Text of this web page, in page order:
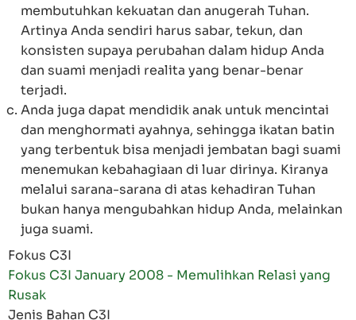
membutuhkan kekuatan dan anugerah Tuhan.
Artinya Anda sendiri harus sabar, tekun, dan
konsisten supaya perubahan dalam hidup Anda
dan suami menjadi realita yang benar-benar
terjadi.
Anda juga dapat mendidik anak untuk mencintai
dan menghormati ayahnya, sehingga ikatan batin
yang terbentuk bisa menjadi jembatan bagi suami
menemukan kebahagiaan di luar dirinya. Kiranya
melalui sarana-sarana di atas kehadiran Tuhan
bukan hanya mengubahkan hidup Anda, melainkan
juga suami.
Fokus C3I
Fokus C3I January 2008 - Memulihkan Relasi yang
Rusak
Jenis Bahan C3I